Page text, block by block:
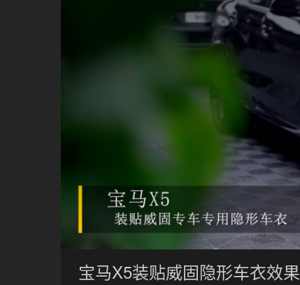
宝马X5装贴威固隐形车衣效果